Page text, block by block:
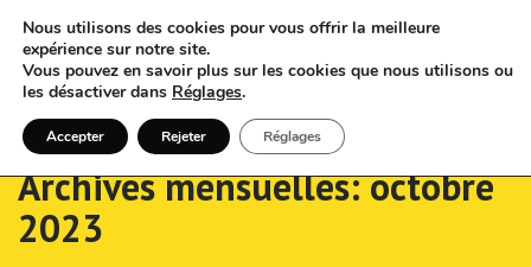
Archives mensuelles: octobre
2023
Nous utilisons des cookies pour vous offrir la meilleure
expérience sur notre site.
Vous pouvez en savoir plus sur les cookies que nous utilisons ou
les désactiver dans Réglages.
Accepter Rejeter Réglages